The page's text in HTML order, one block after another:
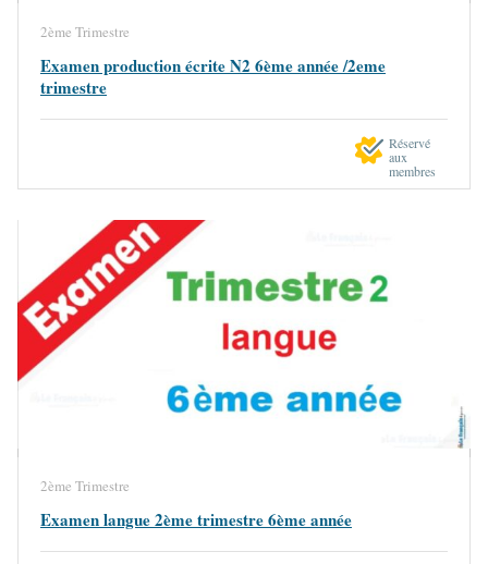
2ème Trimestre
Examen production écrite N2 6ème année /2eme
trimestre
Réservé
aux
membres
2ème Trimestre
Examen langue 2ème trimestre 6ème année